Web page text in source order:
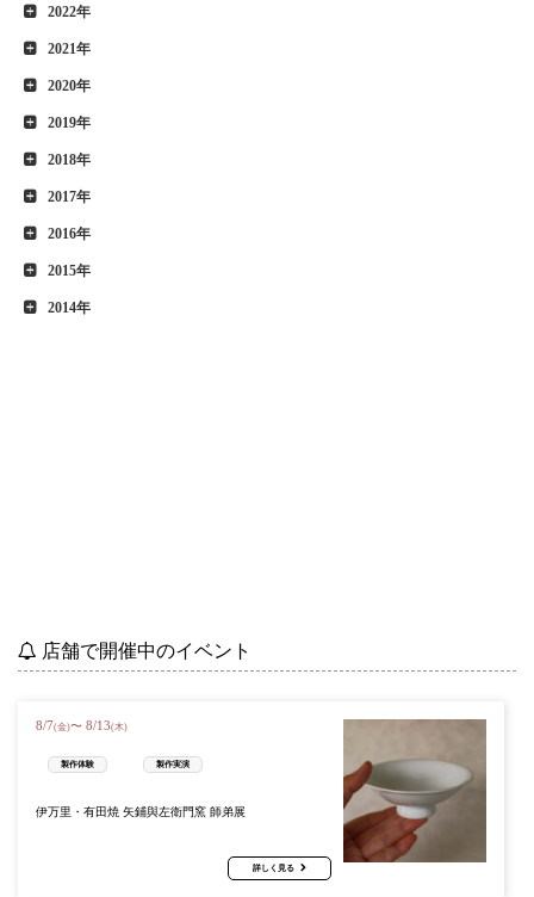
2022年
2021年
2020年
2019年
2018年
2017年
2016年
2015年
2014年
店舗で開催中のイベント
8/7(金)〜 8/13(木)
製作体験 製作実演
伊万里・有田焼 矢鋪與左衛門窯 師弟展
詳しく見る